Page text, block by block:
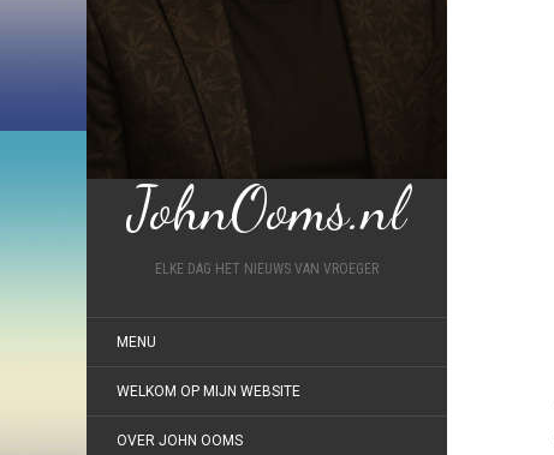
JohnOoms.nl
ELKE DAG HET NIEUWS VAN VROEGER
MENU
WELKOM OP MIJN WEBSITE
OVER JOHN OOMS